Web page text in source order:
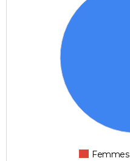
Femmes